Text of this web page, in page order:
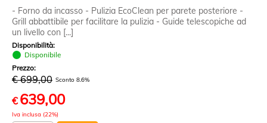
- Forno da incasso - Pulizia EcoClean per parete posteriore -
Grill abbattibile per facilitare la pulizia - Guide telescopiche ad
un livello con [...]
Disponibilità:
Disponibile
Prezzo:
€ 699,00 Sconto 8.6%
€ 639,00
Iva inclusa (22%)